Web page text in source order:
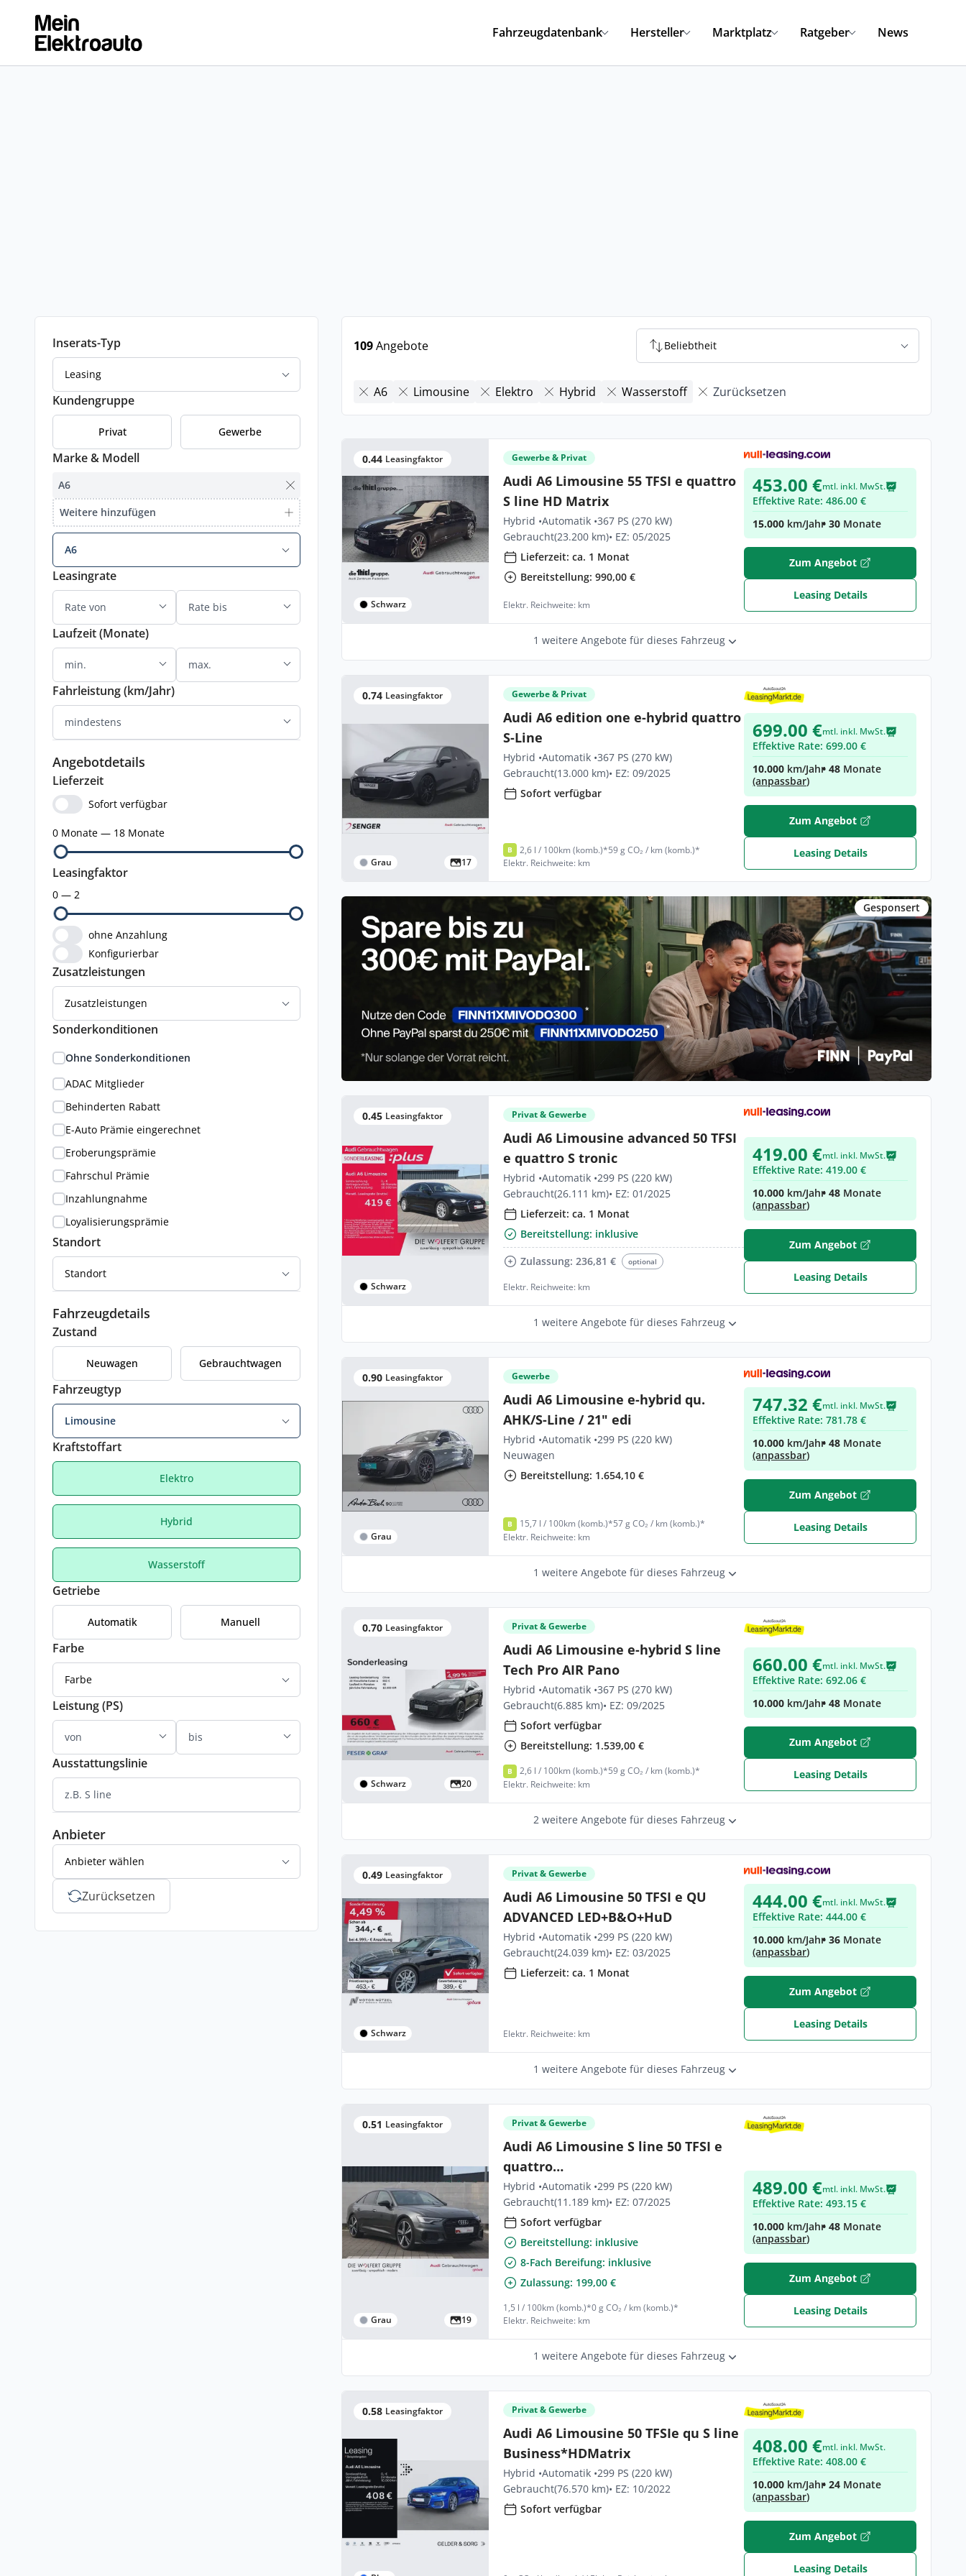
Fahrzeugdatenbank Hersteller Marktplatz Ratgeber News
Inserats-Typ
Leasing
Kundengruppe
Privat Gewerbe
Marke & Modell
A6
Weitere hinzufügen
A6
Leasingrate
Laufzeit (Monate)
Fahrleistung (km/Jahr)
Angebotdetails
Lieferzeit
Sofort verfügbar
0 Monate — 18 Monate
Leasingfaktor
0 — 2
ohne Anzahlung
Konfigurierbar
Zusatzleistungen
Zusatzleistungen
Sonderkonditionen
Ohne Sonderkonditionen
ADAC Mitglieder
Behinderten Rabatt
E-Auto Prämie eingerechnet
Eroberungsprämie
Fahrschul Prämie
Inzahlungnahme
Loyalisierungsprämie
Standort
Standort
Fahrzeugdetails
Zustand
Neuwagen Gebrauchtwagen
Fahrzeugtyp
Limousine
Kraftstoffart
Elektro
Hybrid
Wasserstoff
Getriebe
Automatik Manuell
Farbe
Farbe
Leistung (PS)
Ausstattungslinie
Anbieter
Anbieter wählen
Zurücksetzen
109Angebote Beliebtheit
A6 Limousine Elektro Hybrid Wasserstoff Zurücksetzen
0.44 Leasingfaktor
Schwarz
Gewerbe & Privat
Audi A6 Limousine 55 TFSI e quattro
S line HD Matrix
Hybrid •Automatik •367 PS (270 kW)
Gebraucht(23.200 km)• EZ: 05/2025
Lieferzeit: ca. 1 Monat
Bereitstellung: 990,00 €
Elektr. Reichweite: km
453.00 €mtl. inkl. MwSt.
Effektive Rate: 486.00 €
15.000 km/Jahr• 30 Monate
Zum Angebot
Leasing Details
1 weitere Angebote für dieses Fahrzeug
0.74 Leasingfaktor
Grau 17
Gewerbe & Privat
Audi A6 edition one e-hybrid quattro
S-Line
Hybrid •Automatik •367 PS (270 kW)
Gebraucht(13.000 km)• EZ: 09/2025
Sofort verfügbar
B 2,6 l / 100km (komb.)*59 g CO₂ / km (komb.)*
Elektr. Reichweite: km
699.00 €mtl. inkl. MwSt.
Effektive Rate: 699.00 €
10.000 km/Jahr• 48 Monate
(anpassbar)
Zum Angebot
Leasing Details
Gesponsert
0.45 Leasingfaktor
Schwarz
Privat & Gewerbe
Audi A6 Limousine advanced 50 TFSI
e quattro S tronic
Hybrid •Automatik •299 PS (220 kW)
Gebraucht(26.111 km)• EZ: 01/2025
Lieferzeit: ca. 1 Monat
Bereitstellung: inklusive
Zulassung: 236,81 €
optional
Elektr. Reichweite: km
419.00 €mtl. inkl. MwSt.
Effektive Rate: 419.00 €
10.000 km/Jahr• 48 Monate
(anpassbar)
Zum Angebot
Leasing Details
1 weitere Angebote für dieses Fahrzeug
0.90 Leasingfaktor
Grau
Gewerbe
Audi A6 Limousine e-hybrid qu.
AHK/S-Line / 21" edi
Hybrid •Automatik •299 PS (220 kW)
Neuwagen
Bereitstellung: 1.654,10 €
B 15,7 l / 100km (komb.)*57 g CO₂ / km (komb.)*
Elektr. Reichweite: km
747.32 €mtl. inkl. MwSt.
Effektive Rate: 781.78 €
10.000 km/Jahr• 48 Monate
(anpassbar)
Zum Angebot
Leasing Details
1 weitere Angebote für dieses Fahrzeug
0.70 Leasingfaktor
Schwarz 20
Privat & Gewerbe
Audi A6 Limousine e-hybrid S line
Tech Pro AIR Pano
Hybrid •Automatik •367 PS (270 kW)
Gebraucht(6.885 km)• EZ: 09/2025
Sofort verfügbar
Bereitstellung: 1.539,00 €
B 2,6 l / 100km (komb.)*59 g CO₂ / km (komb.)*
Elektr. Reichweite: km
660.00 €mtl. inkl. MwSt.
Effektive Rate: 692.06 €
10.000 km/Jahr• 48 Monate
Zum Angebot
Leasing Details
2 weitere Angebote für dieses Fahrzeug
0.49 Leasingfaktor
Schwarz
Privat & Gewerbe
Audi A6 Limousine 50 TFSI e QU
ADVANCED LED+B&O+HuD
Hybrid •Automatik •299 PS (220 kW)
Gebraucht(24.039 km)• EZ: 03/2025
Lieferzeit: ca. 1 Monat
Elektr. Reichweite: km
444.00 €mtl. inkl. MwSt.
Effektive Rate: 444.00 €
10.000 km/Jahr• 36 Monate
(anpassbar)
Zum Angebot
Leasing Details
1 weitere Angebote für dieses Fahrzeug
0.51 Leasingfaktor
Grau 19
Privat & Gewerbe
Audi A6 Limousine S line 50 TFSI e
quattro
*0,5%*WINTERRÄDER*PANO*
Hybrid •Automatik •299 PS (220 kW)
Gebraucht(11.189 km)• EZ: 07/2025
Sofort verfügbar
Bereitstellung: inklusive
8-Fach Bereifung: inklusive
Zulassung: 199,00 €
1,5 l / 100km (komb.)*0 g CO₂ / km (komb.)*
Elektr. Reichweite: km
489.00 €mtl. inkl. MwSt.
Effektive Rate: 493.15 €
10.000 km/Jahr• 48 Monate
(anpassbar)
Zum Angebot
Leasing Details
1 weitere Angebote für dieses Fahrzeug
0.58 Leasingfaktor Privat & Gewerbe
Audi A6 Limousine 50 TFSIe qu S line
Business*HDMatrix
Hybrid •Automatik •299 PS (220 kW)
Gebraucht(76.570 km)• EZ: 10/2022
Sofort verfügbar
408.00 €mtl. inkl. MwSt.
Effektive Rate: 408.00 €
10.000 km/Jahr• 24 Monate
(anpassbar)
Zum Angebot
Leasing Details